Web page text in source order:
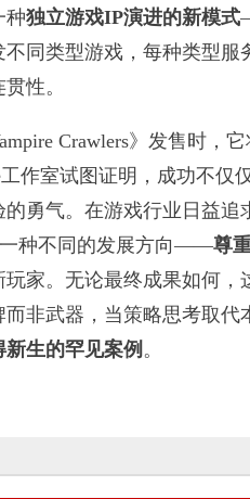
种独立游戏IP演进的新模式
同类型游戏，每种类型
性。
Crawlers》发售时，
工作室试图证明，成功不仅
的勇气。在游戏行业日益追
一种不同的发展方向——尊
家。无论最终成果如何
非武器，当策略思考取代
生的罕见案例 。